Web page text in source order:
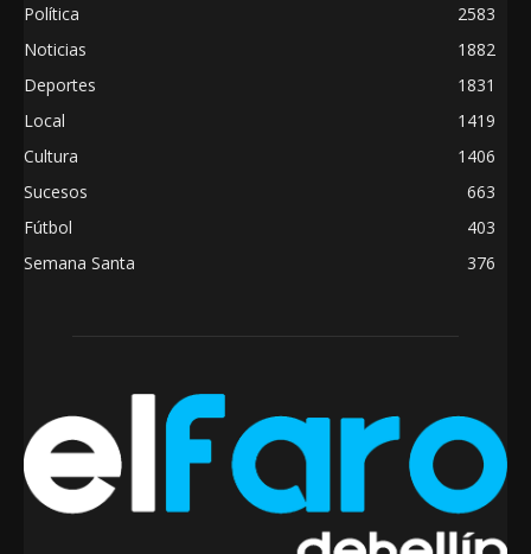
Política
2583
Noticias
1882
Deportes
1831
Local
1419
Cultura
1406
Sucesos
663
Fútbol
403
Semana Santa
376